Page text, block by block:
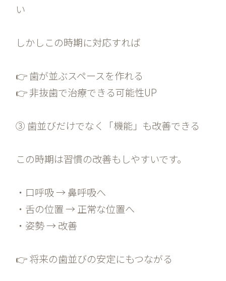
い
しかしこの時期に対応すれば
👉 歯が並ぶスペースを作れる
👉 非抜歯で治療できる可能性UP
③ 歯並びだけでなく「機能」も改善できる
この時期は習慣の改善もしやすいです。
・口呼吸 → 鼻呼吸へ
・舌の位置 → 正常な位置へ
・姿勢 → 改善
👉 将来の歯並びの安定にもつながる